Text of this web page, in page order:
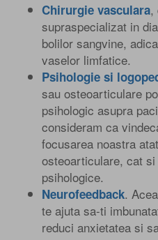
Chirurgie vasculara,
supraspecializat in
bolilor sangvine,
vaselor limfatice.
Psihologie si
sau osteoarticulare
psihologic asupra
consideram ca
focusarea noastra
osteoarticulare, cat
psihologice.
Neurofeedback.
te ajuta sa-ti
reduci anxietatea si